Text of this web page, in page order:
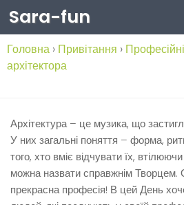
Skip to content
Sara-fun
Головна › Привітання ›
архітектора
Архітектура – це музика, що
У них загальні поняття – форма,
того, хто вміє відчувати їх,
можна назвати справжнім
прекрасна професія! В цей День